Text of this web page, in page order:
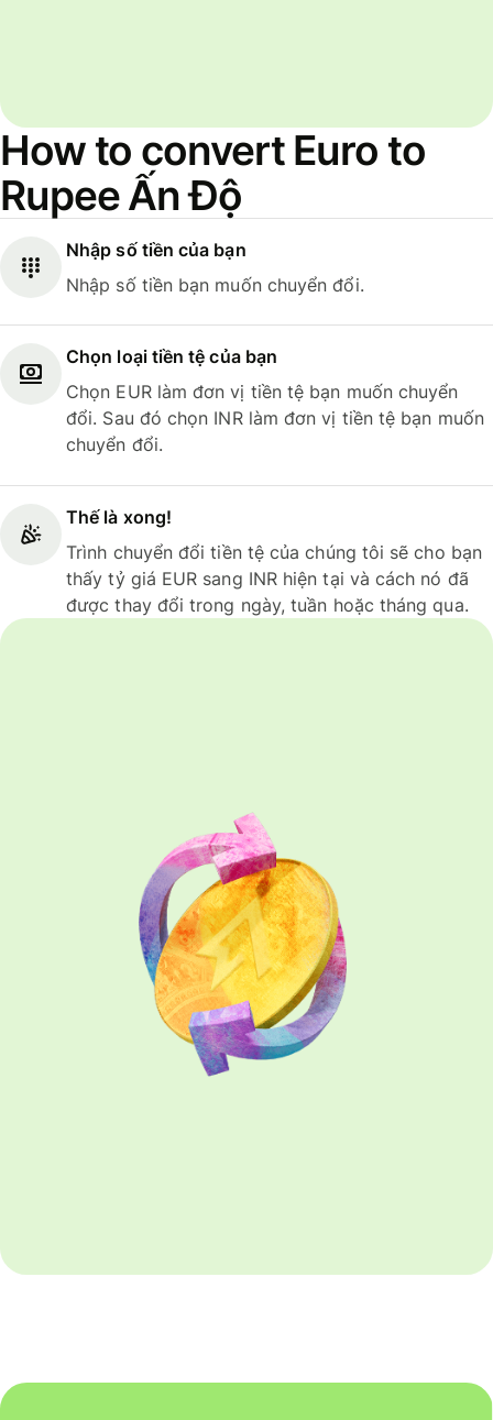
How to convert Euro to
Rupee Ấn Độ
Nhập số tiền của bạn
Nhập số tiền bạn muốn chuyển đổi.
Chọn loại tiền tệ của bạn
Chọn EUR làm đơn vị tiền tệ bạn muốn chuyển
đổi. Sau đó chọn INR làm đơn vị tiền tệ bạn muốn
chuyển đổi.
Thế là xong!
Trình chuyển đổi tiền tệ của chúng tôi sẽ cho bạn
thấy tỷ giá EUR sang INR hiện tại và cách nó đã
được thay đổi trong ngày, tuần hoặc tháng qua.